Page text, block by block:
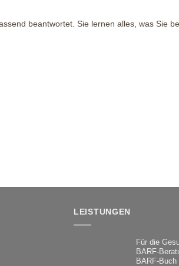
beantwortet. Sie lernen alles, was Sie
LEISTUNGEN
Für die
BARF-
BARF-Buch